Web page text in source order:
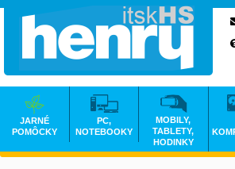
JARNÉ
POMÔCKY
PC,
NOTEBOOKY
MOBILY,
TABLETY,
HODINKY